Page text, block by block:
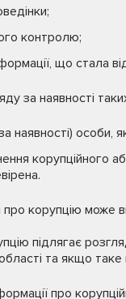
контролю;
що стала
за наявності
наявності)
корупційного
корупцію може
підлягає
та якщо таке
про